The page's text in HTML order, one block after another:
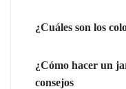
¿Cuáles son los
¿Cómo hacer un
consejos